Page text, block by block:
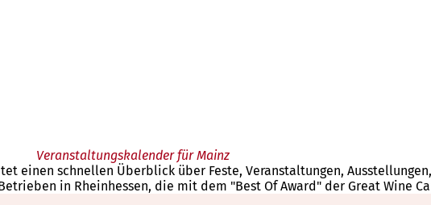
Veranstaltungskalender für Mainz
einen schnellen Überblick über Feste, Veranstaltungen,
in Rheinhessen, die mit dem "Best Of Award" der Great Wine